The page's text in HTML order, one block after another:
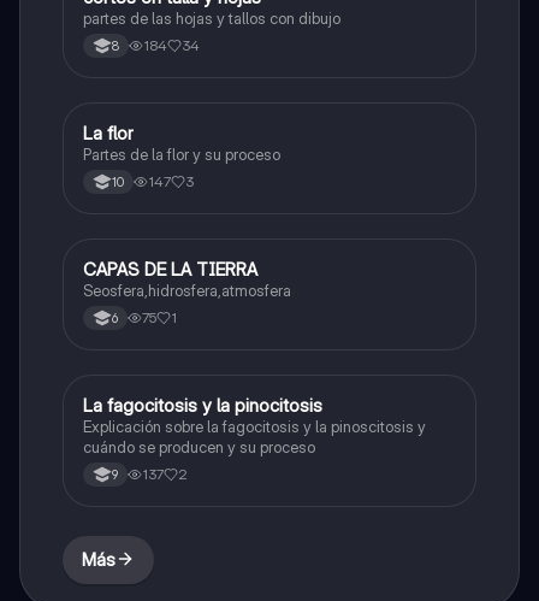
partes de las hojas y tallos con dibujo
8 184 34
Biologia
La flor
Partes de la flor y su proceso
10 147 3
Biologia
CAPAS DE LA TIERRA
Seosfera,hidrosfera,atmosfera
6 75 1
Biologia
La fagocitosis y la pinocitosis
Explicación sobre la fagocitosis y la pinoscitosis y
cuándo se producen y su proceso
9 137 2
Más